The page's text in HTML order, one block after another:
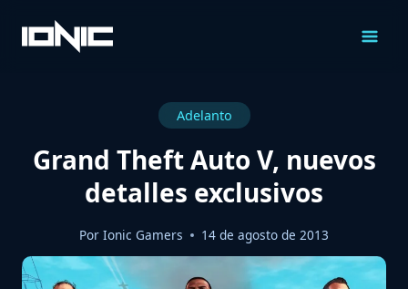
Contenido
Adelanto
Grand Theft Auto V, nuevos
detalles exclusivos
Por Ionic Gamers 14 de agosto de 2013